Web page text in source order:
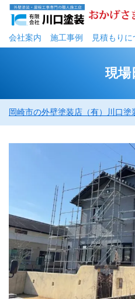
会社案内 施工事例 ⾒積もりに
現場
岡崎市の外壁塗装店（有）川口塗